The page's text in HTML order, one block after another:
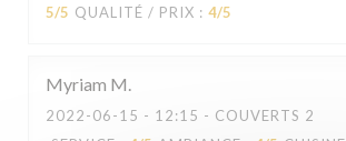
5/5 QUALITÉ / PRIX : 4/5
Myriam M
2022-06-15 - 12:15 - COUVERTS 2